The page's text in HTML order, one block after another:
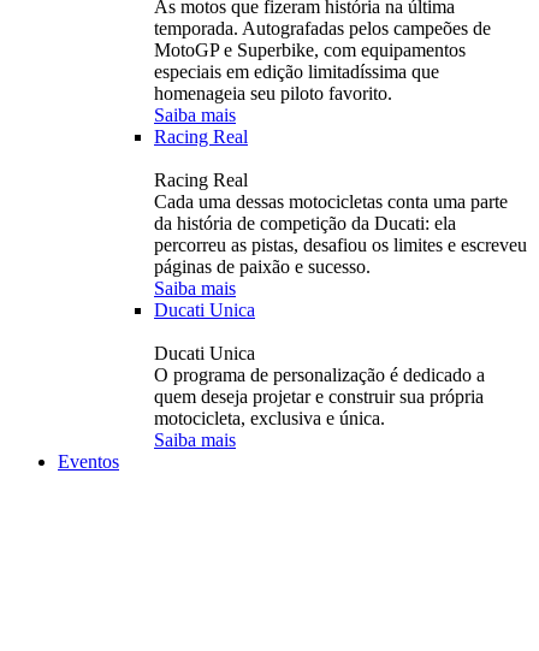
As motos que fizeram história na última
temporada. Autografadas pelos campeões de
MotoGP e Superbike, com equipamentos
especiais em edição limitadíssima que
homenageia seu piloto favorito.
Saiba mais
Racing Real
Racing Real
Cada uma dessas motocicletas conta uma parte
da história de competição da Ducati: ela
percorreu as pistas, desafiou os limites e escreveu
páginas de paixão e sucesso.
Saiba mais
Ducati Unica
Ducati Unica
O programa de personalização é dedicado a
quem deseja projetar e construir sua própria
motocicleta, exclusiva e única.
Saiba mais
Eventos